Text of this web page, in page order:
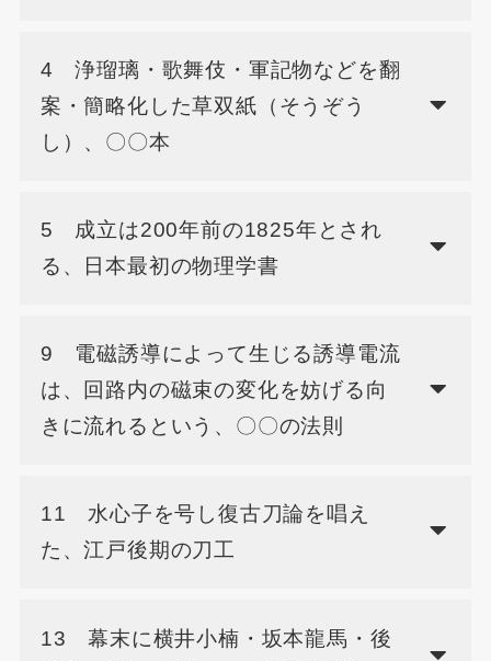
4 浄瑠璃・歌舞伎・軍記物などを翻
案・簡略化した草双紙（そうぞう
し）、〇〇本
5 成立は200年前の1825年とされ
る、日本最初の物理学書
9 電磁誘導によって生じる誘導電流
は、回路内の磁束の変化を妨げる向
きに流れるという、〇〇の法則
11 水心子を号し復古刀論を唱え
た、江戸後期の刀工
13 幕末に横井小楠・坂本龍馬・後